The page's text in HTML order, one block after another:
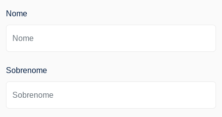
Nome
Sobrenome